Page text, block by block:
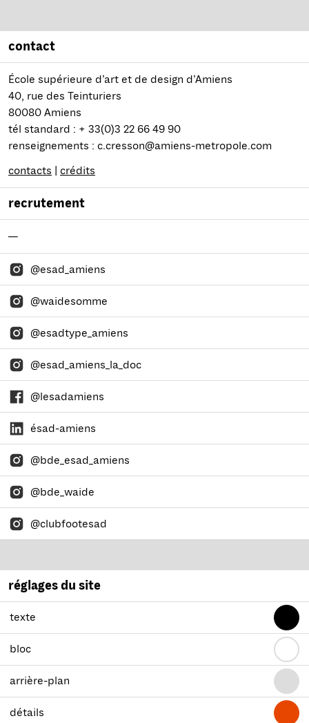
contact
École supérieure d’art et de design d’Amiens
40, rue des Teinturiers
80080 Amiens
tél standard : + 33(0)3 22 66 49 90
renseignements : c.cresson@amiens-metropole.com
contacts
crédits
recrutement
—
@esad_amiens
@waidesomme
@esadtype_amiens
@esad_amiens_la_doc
@lesadamiens
ésad-amiens
@bde_esad_amiens
@bde_waide
@clubfootesad
réglages du site
texte
bloc
arrière-plan
détails